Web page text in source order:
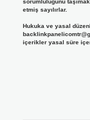
sorumluluğunu
etmiş sayılırlar.
Hukuka ve yasal
içerikler yasal süre